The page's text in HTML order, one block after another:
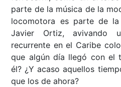
parte de la música de la
locomotora es parte de la
Javier Ortiz, avivando
recurrente en el Caribe
que algún día llegó con el
él? ¿Y acaso aquellos
que los de ahora?